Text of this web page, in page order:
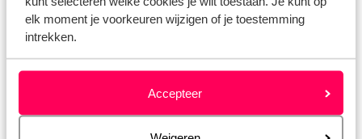
elk moment je voorkeuren wijzigen of je toestemming
intrekken.
Accepteer
Welke reisdocumenten heb ik nodig?
Welke reisbescheiden ontvang ik voor de huurauto en
Welke reisbescheiden ontvang ik voor de vlucht en
wanneer ontvang ik deze?